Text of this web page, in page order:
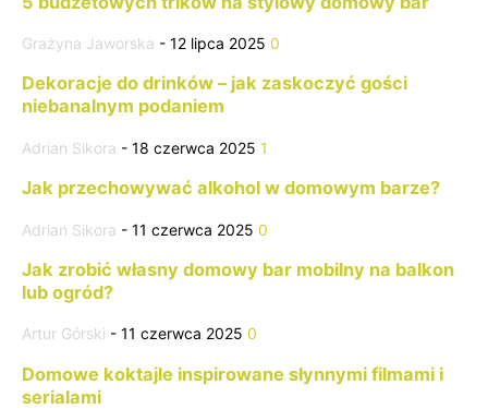
Grażyna Jaworska - 12 lipca 2025 0
Dekoracje do drinków – jak zaskoczyć gości
niebanalnym podaniem
Adrian Sikora - 18 czerwca 2025 1
Jak przechowywać alkohol w domowym barze?
Adrian Sikora - 11 czerwca 2025 0
Jak zrobić własny domowy bar mobilny na balkon
lub ogród?
Artur Górski - 11 czerwca 2025 0
Domowe koktajle inspirowane słynnymi filmami i
serialami